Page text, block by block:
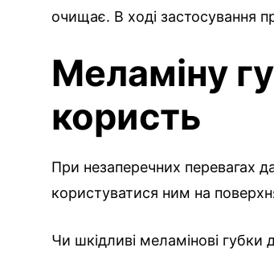
очищає. В ході застосування
Меламіну
користь
При незаперечних перевагах
користуватися ним на
Чи шкідливі меламінові губки